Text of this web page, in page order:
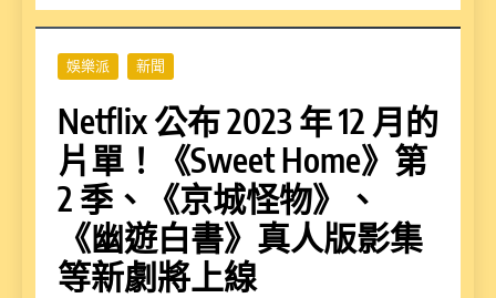
娛樂派 新聞
Netflix 公布 2023 年 12 月的
片單！《Sweet Home》第
2 季、《京城怪物》、
《幽遊白書》真人版影集
等新劇將上線